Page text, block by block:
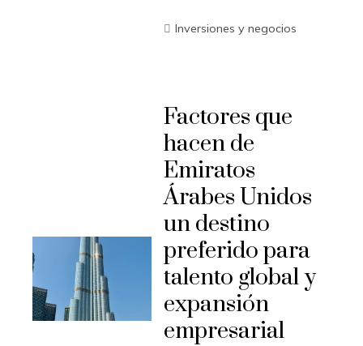
Inversiones y negocios
Factores que
hacen de
Emiratos
Árabes Unidos
un destino
preferido para
talento global y
expansión
empresarial